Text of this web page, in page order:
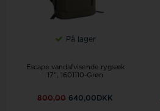
På lager
Escape vandafvisende rygsæk
17", 1601110-Grøn
800,00 640,00DKK